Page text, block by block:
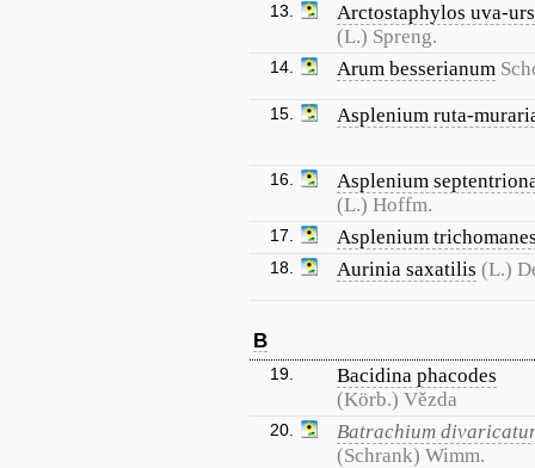
13.
Arctostaphylos uva-
(L.) Spreng.
14. Arum besserianum
15. Asplenium ruta-
16.
Asplenium
(L.) Hoffm.
17. Asplenium
18. Aurinia saxatilis (L.)
B
19.
Bacidina phacodes
(Körb.) Vězda
20.
Batrachium
(Schrank) Wimm.